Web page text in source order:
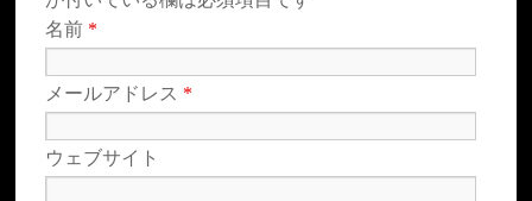
名前 *
メールアドレス *
ウェブサイト